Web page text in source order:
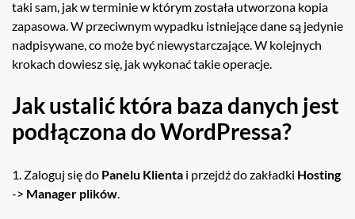
taki sam, jak w terminie w którym została utworzona kopia
zapasowa. W przeciwnym wypadku istniejące dane są jedynie
nadpisywane, co może być niewystarczające. W kolejnych
krokach dowiesz się, jak wykonać takie operacje.
Jak ustalić która baza danych jest
podłączona do WordPressa?
1. Zaloguj się do Panelu Klienta i przejdź do zakładki Hosting
-> Manager plików.